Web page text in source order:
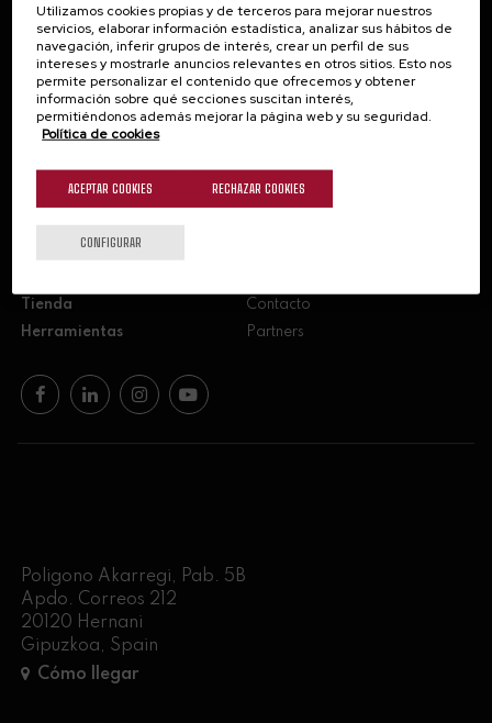
NEWSLETTER
Mantente informado suscribiéndote a
nuestra newsletter.
Formación
Tienda
Herramientas
Contacto
Partners
Poligono Akarregi, Pab. 5B
Apdo. Correos 212
20120 Hernani
Gipuzkoa, Spain
Cómo llegar
Utilizamos cookies propias y de terceros para mejorar nuestros
servicios, elaborar información estadística, analizar sus hábitos de
navegación, inferir grupos de interés, crear un perfil de sus
intereses y mostrarle anuncios relevantes en otros sitios. Esto nos
permite personalizar el contenido que ofrecemos y obtener
información sobre qué secciones suscitan interés,
permitiéndonos además mejorar la página web y su seguridad.
Política de cookies
RECHAZAR COOKIES
ACEPTAR COOKIES
CONFIGURAR